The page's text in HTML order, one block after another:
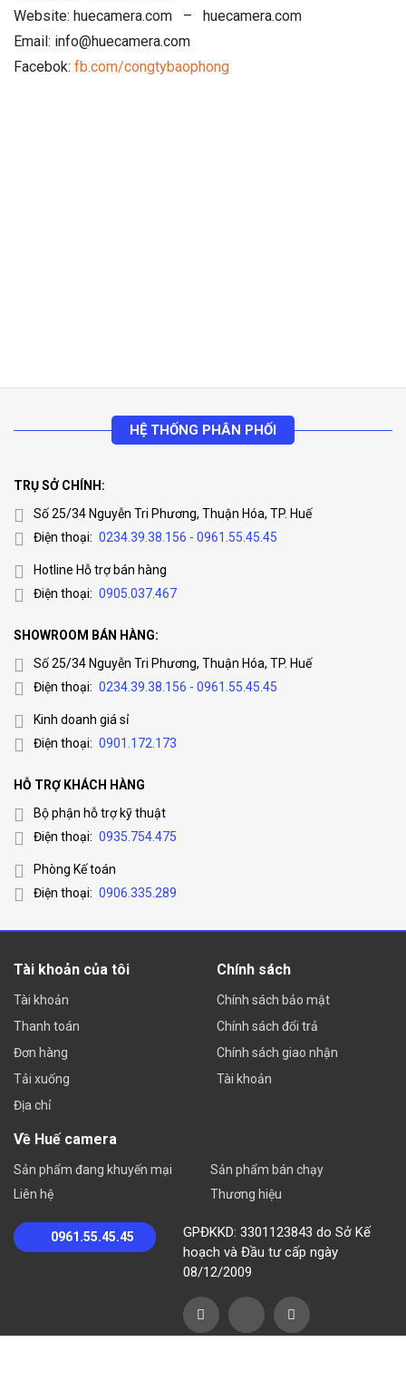
Website: huecamera.com – huecamera.com
Email: info@huecamera.com
Facebok: fb.com/congtybaophong
HỆ THỐNG PHÂN PHỐI
TRỤ SỞ CHÍNH:
Số 25/34 Nguyễn Tri Phương, Thuận Hóa, TP. Huế
Điện thoại: 0234.39.38.156 - 0961.55.45.45
Hotline Hỗ trợ bán hàng
Điện thoại: 0905.037.467
SHOWROOM BÁN HÀNG:
Số 25/34 Nguyễn Tri Phương, Thuận Hóa, TP. Huế
Điện thoại: 0234.39.38.156 - 0961.55.45.45
Kinh doanh giá sỉ
Điện thoại: 0901.172.173
HỖ TRỢ KHÁCH HÀNG
Bộ phận hỗ trợ kỹ thuật
Điện thoại: 0935.754.475
Phòng Kế toán
Điện thoại: 0906.335.289
Tài khoản của tôi
Tài khoản
Thanh toán
Đơn hàng
Tải xuống
Địa chỉ
Chính sách
Chính sách bảo mật
Chính sách đổi trả
Chính sách giao nhận
Tài khoản
Về Huế camera
Sản phẩm đang khuyến mại
Liên hệ
Sản phẩm bán chạy
Thương hiệu
0961.55.45.45
GPĐKKD: 3301123843 do Sở Kế
hoạch và Đầu tư cấp ngày
08/12/2009